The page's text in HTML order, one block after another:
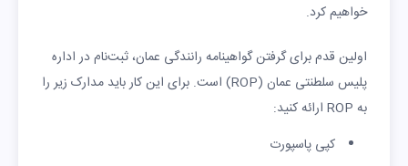
خواهیم کرد.
اولین قدم برای گرفتن گواهینامه رانندگی عمان، ثبت‌نام در اداره
پلیس سلطنتی عمان (ROP) است. برای این کار باید مدارک زیر را
به ROP ارائه کنید:
کپی پاسپورت